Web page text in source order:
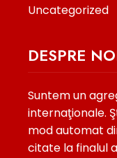
Uncategorized
DESPRE
Suntem un
internaţionale.
mod automat
citate la finalul